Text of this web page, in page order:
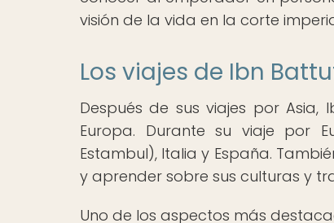
visión de la vida en la corte
Los viajes de Ibn
Después de sus viajes por
Europa. Durante su viaje por
Estambul), Italia y España.
y aprender sobre sus culturas y
Uno de los aspectos más